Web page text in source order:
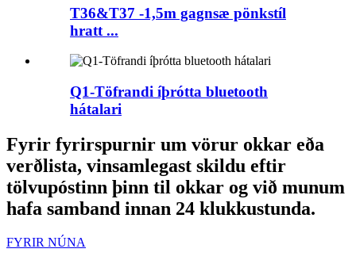
T36&T37 -1,5m gagnsæ pönkstíl
hratt ...
Q1-Töfrandi íþrótta bluetooth
hátalari
Fyrir fyrirspurnir um vörur okkar eða
verðlista, vinsamlegast skildu eftir
tölvupóstinn þinn til okkar og við munum
hafa samband innan 24 klukkustunda.
FYRIR NÚNA